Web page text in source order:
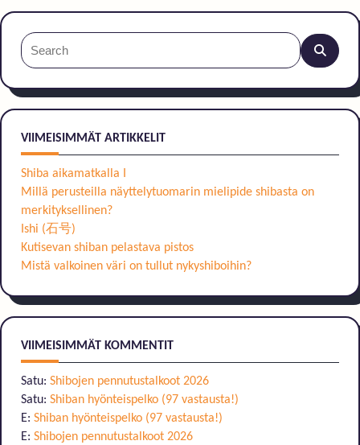
Search
for:
VIIMEISIMMÄT ARTIKKELIT
Shiba aikamatkalla I
Millä perusteilla näyttelytuomarin mielipide shibasta on
merkityksellinen?
Ishi (石号)
Kutisevan shiban pelastava pistos
Mistä valkoinen väri on tullut nykyshiboihin?
VIIMEISIMMÄT KOMMENTIT
Satu: Shibojen pennutustalkoot 2026
Satu: Shiban hyönteispelko (97 vastausta!)
E: Shiban hyönteispelko (97 vastausta!)
E: Shibojen pennutustalkoot 2026